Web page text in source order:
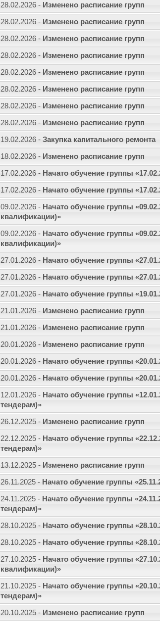
28.02.2026 - Изменено расписание групп
28.02.2026 - Изменено расписание групп
28.02.2026 - Изменено расписание групп
28.02.2026 - Изменено расписание групп
28.02.2026 - Изменено расписание групп
28.02.2026 - Изменено расписание групп
28.02.2026 - Изменено расписание групп
28.02.2026 - Изменено расписание групп
19.02.2026 - Закупка капитального ремонта
18.02.2026 - Изменено расписание групп
17.02.2026 - Начато обучение группы
17.02.2026 - Начато обучение группы
09.02.2026 - Начато обучение группы
квалификации)»
09.02.2026 - Начато обучение группы
квалификации)»
27.01.2026 - Начато обучение группы
27.01.2026 - Начато обучение группы
27.01.2026 - Начато обучение группы
21.01.2026 - Изменено расписание групп
21.01.2026 - Изменено расписание групп
20.01.2026 - Изменено расписание групп
20.01.2026 - Начато обучение группы
20.01.2026 - Начато обучение группы
12.01.2026 - Начато обучение группы
тендерам)»
26.12.2025 - Изменено расписание групп
22.12.2025 - Начато обучение группы
тендерам)»
13.12.2025 - Изменено расписание групп
26.11.2025 - Начато обучение группы
24.11.2025 - Начато обучение группы
тендерам)»
28.10.2025 - Начато обучение группы
28.10.2025 - Начато обучение группы
27.10.2025 - Начато обучение группы
квалификации)»
21.10.2025 - Начато обучение группы
тендерам)»
20.10.2025 - Изменено расписание групп